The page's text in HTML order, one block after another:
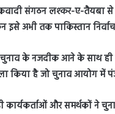
संगठन लश्कर-ए-तैयबा से
इसे अभी तक पाकिस्तान
के नजदीक आने के साथ ही
किया है जो चुनाव आयोग में
कार्यकर्ताओं और समर्थकों ने